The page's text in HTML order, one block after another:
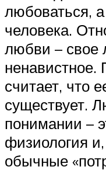
любоваться,
человека.
любви – свое
ненавистное.
считает, что
существует.
понимании –
физиология
обычные